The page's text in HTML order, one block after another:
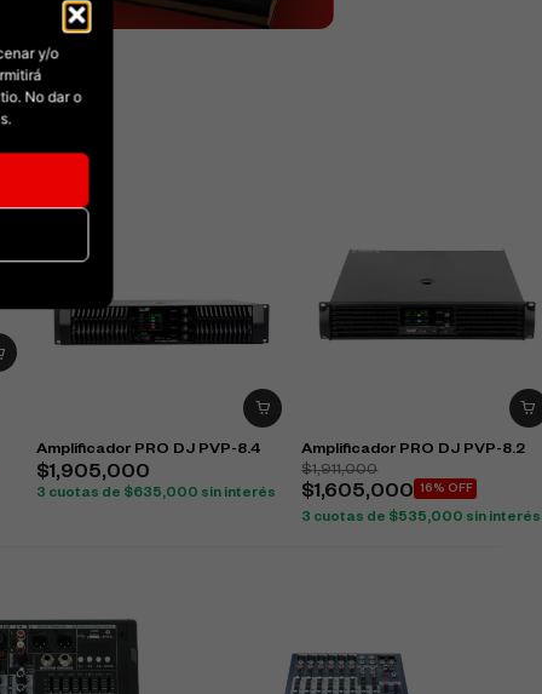
y/o
No dar o
Amplificador PRO DJ PVP-8.4
$1,905,000
3 cuotas de $635,000 sin interés
Amplificador PRO DJ PVP-8.2
$1,911,000
$1,605,000 16% OFF
3 cuotas de $535,000 sin interés